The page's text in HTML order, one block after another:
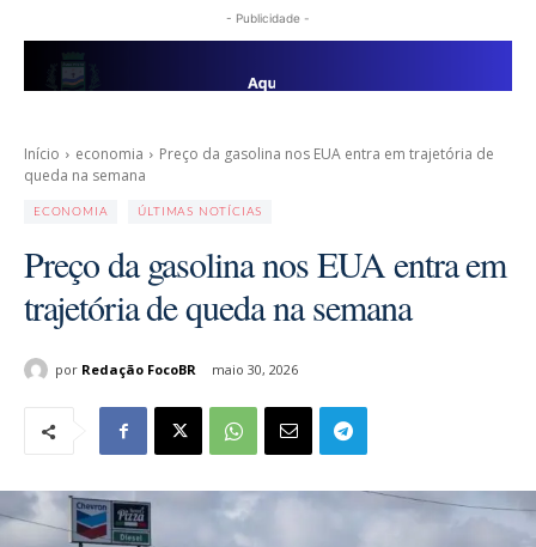
- Publicidade -
Início economia
Preço da gasolina nos EUA entra em trajetória de
queda na semana
ECONOMIA ÚLTIMAS NOTÍCIAS
Preço da gasolina nos EUA entra em
trajetória de queda na semana
por Redação FocoBR maio 30, 2026